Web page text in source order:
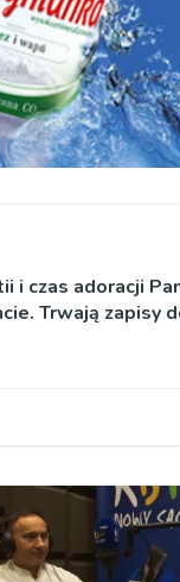
i czas adoracji
Trwają zapisy